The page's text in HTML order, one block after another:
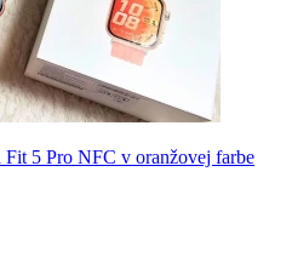
Fit 5 Pro NFC v oranžovej farbe